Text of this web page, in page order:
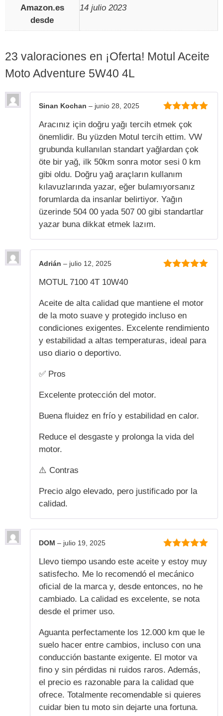
Amazon.es
desde
14 julio 2023
23 valoraciones en ¡Oferta! Motul Aceite
Moto Adventure 5W40 4L
Sinan Kochan – junio 28, 2025
Aracınız için doğru yağı tercih etmek çok
önemlidir. Bu yüzden Motul tercih ettim. VW
grubunda kullanılan standart yağlardan çok
öte bir yağ, ilk 50km sonra motor sesi 0 km
gibi oldu. Doğru yağ araçların kullanım
kılavuzlarında yazar, eğer bulamıyorsanız
forumlarda da insanlar belirtiyor. Yağın
üzerinde 504 00 yada 507 00 gibi standartlar
yazar buna dikkat etmek lazım.
Adrián – julio 12, 2025
MOTUL 7100 4T 10W40
Aceite de alta calidad que mantiene el motor
de la moto suave y protegido incluso en
condiciones exigentes. Excelente rendimiento
y estabilidad a altas temperaturas, ideal para
uso diario o deportivo.
✅ Pros
Excelente protección del motor.
Buena fluidez en frío y estabilidad en calor.
Reduce el desgaste y prolonga la vida del
motor.
⚠️ Contras
Precio algo elevado, pero justificado por la
calidad.
DOM – julio 19, 2025
Llevo tiempo usando este aceite y estoy muy
satisfecho. Me lo recomendó el mecánico
oficial de la marca y, desde entonces, no he
cambiado. La calidad es excelente, se nota
desde el primer uso.
Aguanta perfectamente los 12.000 km que le
suelo hacer entre cambios, incluso con una
conducción bastante exigente. El motor va
fino y sin pérdidas ni ruidos raros. Además,
el precio es razonable para la calidad que
ofrece. Totalmente recomendable si quieres
cuidar bien tu moto sin dejarte una fortuna.